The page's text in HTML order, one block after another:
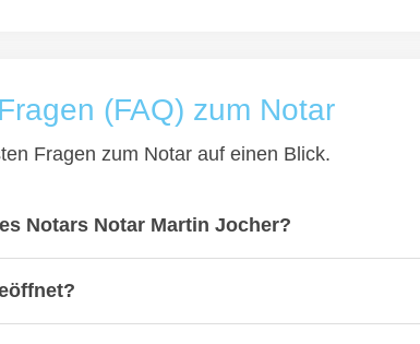
(FAQ) zum Notar
Fragen zum Notar auf einen Blick.
Notars Notar Martin Jocher?